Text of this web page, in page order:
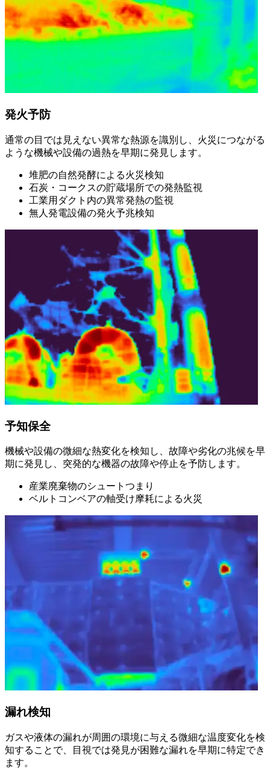
発火予防
通常の目では見えない異常な熱源を識別し、火災につながる
ような機械や設備の過熱を早期に発見します。
堆肥の自然発酵による火災検知
石炭・コークスの貯蔵場所での発熱監視
工業用ダクト内の異常発熱の監視
無人発電設備の発火予兆検知
予知保全
機械や設備の微細な熱変化を検知し、故障や劣化の兆候を早
期に発見し、突発的な機器の故障や停止を予防します。
産業廃棄物のシュートつまり
ベルトコンベアの軸受け摩耗による火災
漏れ検知
ガスや液体の漏れが周囲の環境に与える微細な温度変化を検
知することで、目視では発見が困難な漏れを早期に特定でき
ます。